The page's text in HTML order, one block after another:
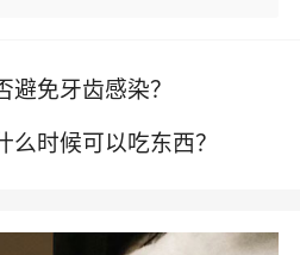
避免牙齿感染？
么时候可以吃东西？